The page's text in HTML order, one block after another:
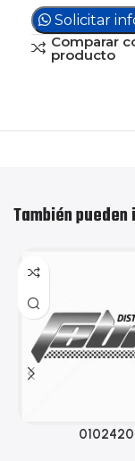
Solicitar
Comparar
producto
También
0102420